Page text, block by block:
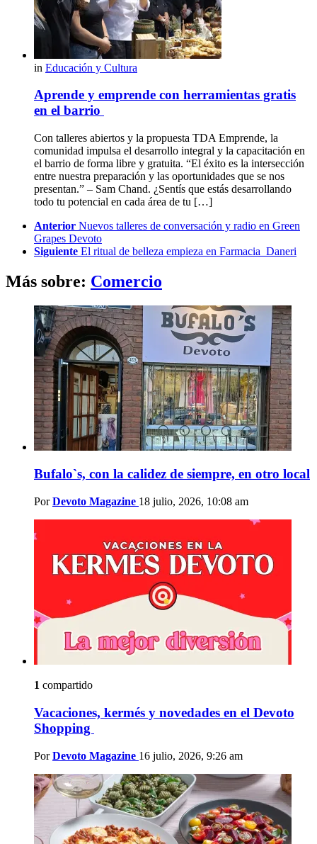
in Educación y Cultura
Aprende y emprende con herramientas gratis
en el barrio
Con talleres abiertos y la propuesta TDA Emprende, la
comunidad impulsa el desarrollo integral y la capacitación en
el barrio de forma libre y gratuita. “El éxito es la intersección
entre nuestra preparación y las oportunidades que se nos
presentan.” – Sam Chand. ¿Sentís que estás desarrollando
todo tu potencial en cada área de tu […]
Anterior Nuevos talleres de conversación y radio en Green
Grapes Devoto
Siguiente El ritual de belleza empieza en Farmacia Daneri
Más sobre: Comercio
Bufalo`s, con la calidez de siempre, en otro local
Por Devoto Magazine 18 julio, 2026, 10:08 am
1 compartido
Vacaciones, kermés y novedades en el Devoto
Shopping
Por Devoto Magazine 16 julio, 2026, 9:26 am